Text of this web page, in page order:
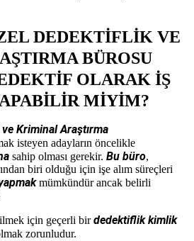
DEDEKTİFLİK VE
BÜROSU
OLARAK İŞ
MİYİM?
Kriminal Araştırma
isteyen adayların öncelikle
sahip olması gerekir. Bu büro,
biri olduğu için işe alım süreçleri
mümkündür ancak belirli
için geçerli birdedektiflik kimlik
zorunludur.